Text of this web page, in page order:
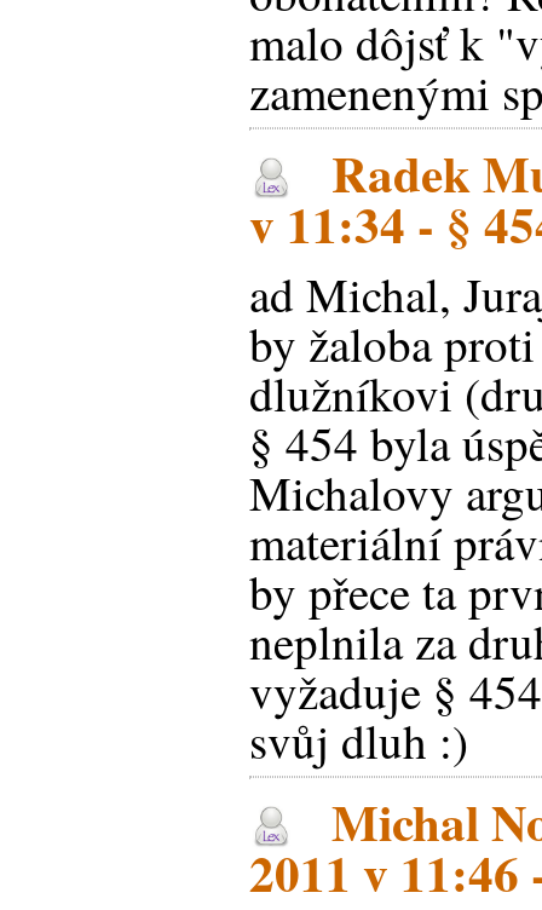
malo dôjsť k
zamenenými
Radek
v 11:34 - §
ad Michal,
by žaloba
dlužníkovi
§ 454 byla
Michalovy
materiální
by přece ta
neplnila za
vyžaduje §
svůj dluh :)
Michal
2011 v